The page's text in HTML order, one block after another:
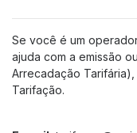
Patrocínios
Novo Terminal -
Novo Terminal -
Nossa Marca
Se você é um
ajuda com a emissão
Arrecadação
Tarifação.